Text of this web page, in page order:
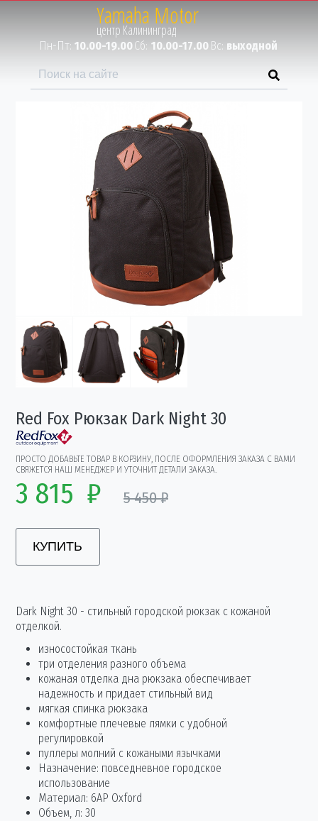
Yamaha Motor
Пн-Пт: 10.00-19.00Сб: 10.00-17.00 Вс: выходной
Red Fox Рюкзак Dark Night 30
ПРОСТО ДОБАВЬТЕ ТОВАР В КОРЗИНУ, ПОСЛЕ ОФОРМЛЕНИЯ ЗАКАЗА С ВАМИ
СВЯЖЕТСЯ НАШ МЕНЕДЖЕР И УТОЧНИТ ДЕТАЛИ ЗАКАЗА.
3 815 ₽ 5 450 ₽
КУПИТЬ
Dark Night 30 - стильный городской рюкзак с кожаной
отделкой.
износостойкая ткань
три отделения разного объема
кожаная отделка дна рюкзака обеспечивает
надежность и придает стильный вид
мягкая спинка рюкзака
комфортные плечевые лямки с удобной
регулировкой
пуллеры молний с кожаными язычками
Назначение: повседневное городское
использование
Материал: 6AP Oxford
Объем, л: 30